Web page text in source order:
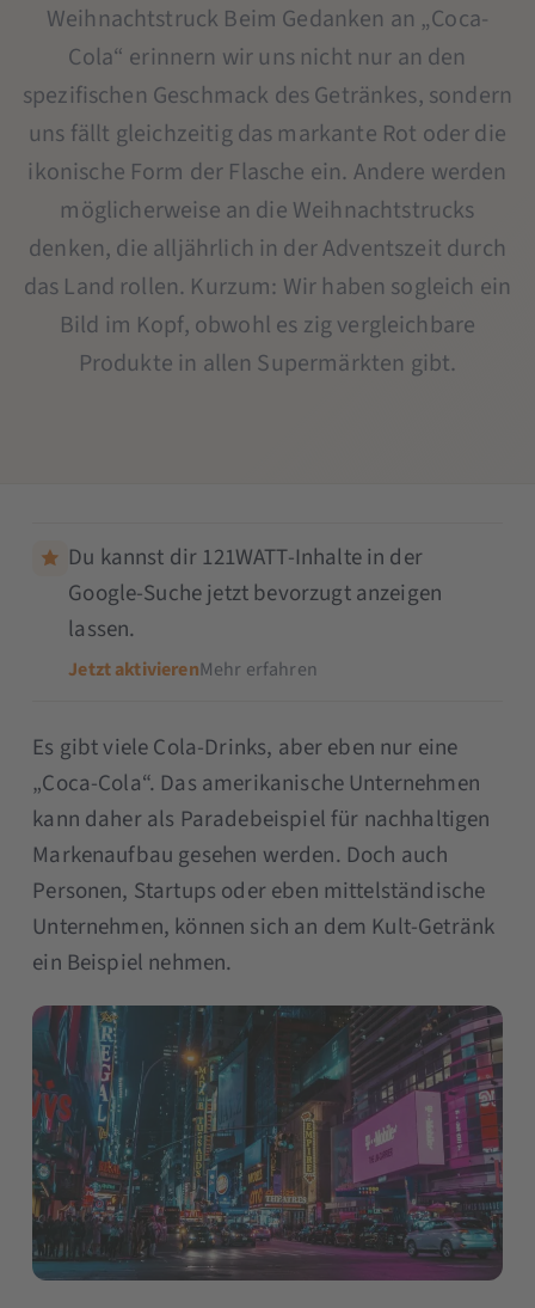
Weihnachtstruck Beim Gedanken an „Coca-
Cola“ erinnern wir uns nicht nur an den
spezifischen Geschmack des Getränkes, sondern
uns fällt gleichzeitig das markante Rot oder die
ikonische Form der Flasche ein. Andere werden
möglicherweise an die Weihnachtstrucks
denken, die alljährlich in der Adventszeit durch
das Land rollen. Kurzum: Wir haben sogleich ein
Bild im Kopf, obwohl es zig vergleichbare
Produkte in allen Supermärkten gibt.
Du kannst dir 121WATT-Inhalte in der
Google-Suche jetzt bevorzugt anzeigen
lassen.
Jetzt aktivierenMehr erfahren
Es gibt viele Cola-Drinks, aber eben nur eine
„Coca-Cola“. Das amerikanische Unternehmen
kann daher als Paradebeispiel für nachhaltigen
Markenaufbau gesehen werden. Doch auch
Personen, Startups oder eben mittelständische
Unternehmen, können sich an dem Kult-Getränk
ein Beispiel nehmen.